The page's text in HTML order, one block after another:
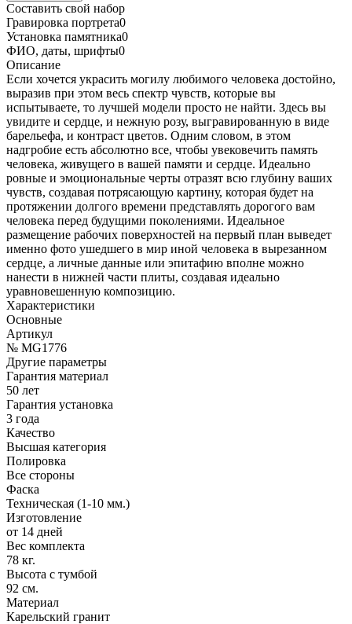
Составить свой набор
Гравировка портрета0
Установка памятника0
ФИО, даты, шрифты0
Описание
Если хочется украсить могилу любимого человека достойно,
выразив при этом весь спектр чувств, которые вы
испытываете, то лучшей модели просто не найти. Здесь вы
увидите и сердце, и нежную розу, выгравированную в виде
барельефа, и контраст цветов. Одним словом, в этом
надгробие есть абсолютно все, чтобы увековечить память
человека, живущего в вашей памяти и сердце. Идеально
ровные и эмоциональные черты отразят всю глубину ваших
чувств, создавая потрясающую картину, которая будет на
протяжении долгого времени представлять дорогого вам
человека перед будущими поколениями. Идеальное
размещение рабочих поверхностей на первый план выведет
именно фото ушедшего в мир иной человека в вырезанном
сердце, а личные данные или эпитафию вполне можно
нанести в нижней части плиты, создавая идеально
уравновешенную композицию.
Характеристики
Основные
Артикул
№ MG1776
Другие параметры
Гарантия материал
50 лет
Гарантия установка
3 года
Качество
Высшая категория
Полировка
Все стороны
Фаска
Техническая (1-10 мм.)
Изготовление
от 14 дней
Вес комплекта
78 кг.
Высота с тумбой
92 см.
Материал
Карельский гранит